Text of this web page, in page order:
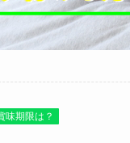
確実に稼げる方